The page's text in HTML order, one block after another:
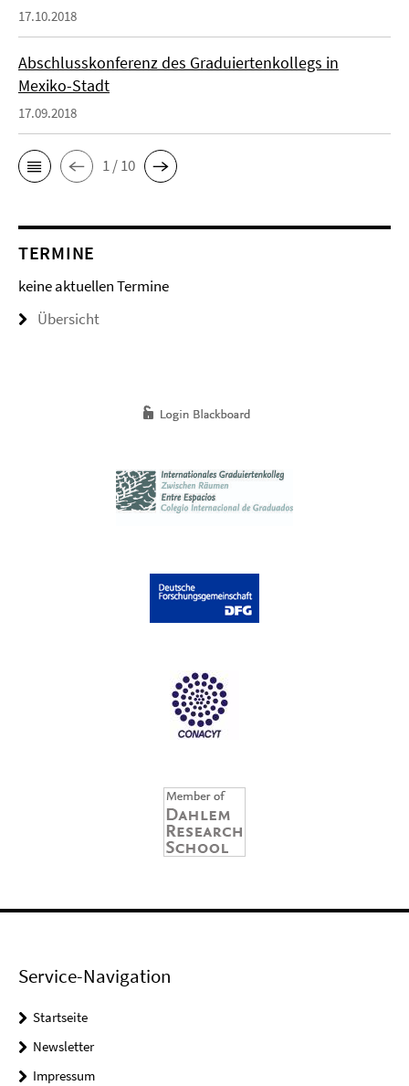
17.10.2018
Abschlusskonferenz des Graduiertenkollegs in
Mexiko-Stadt
17.09.2018
1 / 10
TERMINE
keine aktuellen Termine
Übersicht
Service-Navigation
Startseite
Newsletter
Impressum